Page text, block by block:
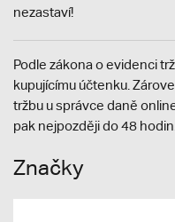
nezastaví!
Podle zákona o evidenci
kupujícímu účtenku.
tržbu u správce daně
pak nejpozději do 48 hodin.
Značky